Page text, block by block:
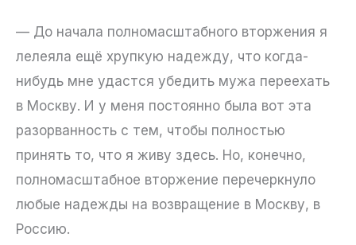
— До начала полномасштабного вторжения я
лелеяла ещё хрупкую надежду, что когда-
нибудь мне удастся убедить мужа переехать
в Москву. И у меня постоянно была вот эта
разорванность с тем, чтобы полностью
принять то, что я живу здесь. Но, конечно,
полномасштабное вторжение перечеркнуло
любые надежды на возвращение в Москву, в
Россию.